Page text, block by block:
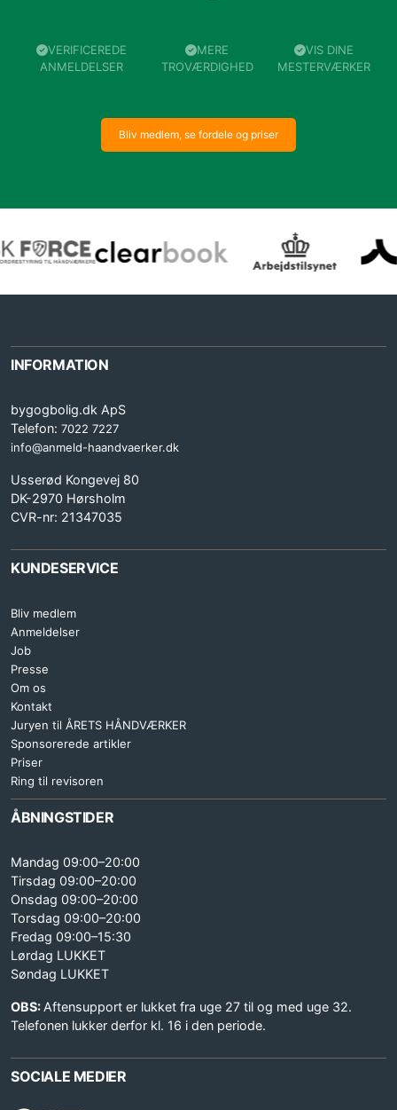
VERIFICEREDE
ANMELDELSER
MERE
TROVÆRDIGHED
VIS DINE
MESTERVÆRKER
Bliv medlem, se fordele og priser
INFORMATION
bygogbolig.dk ApS
Telefon: 7022 7227
info@anmeld-haandvaerker.dk
Usserød Kongevej 80
DK-2970 Hørsholm
CVR-nr: 21347035
KUNDESERVICE
Bliv medlem
Anmeldelser
Job
Presse
Om os
Kontakt
Juryen til ÅRETS HÅNDVÆRKER
Sponsorerede artikler
Priser
Ring til revisoren
ÅBNINGSTIDER
Mandag 09:00–20:00
Tirsdag 09:00–20:00
Onsdag 09:00–20:00
Torsdag 09:00–20:00
Fredag 09:00–15:30
Lørdag LUKKET
Søndag LUKKET
OBS: Aftensupport er lukket fra uge 27 til og med uge 32.
Telefonen lukker derfor kl. 16 i den periode.
SOCIALE MEDIER